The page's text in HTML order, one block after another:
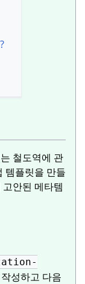
철도역에 관
템플릿을 만들
안된 메타템
성하고 다음